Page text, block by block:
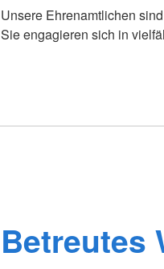
Unsere Ehrenamtlichen
Sie engagieren sich in
Betreutes